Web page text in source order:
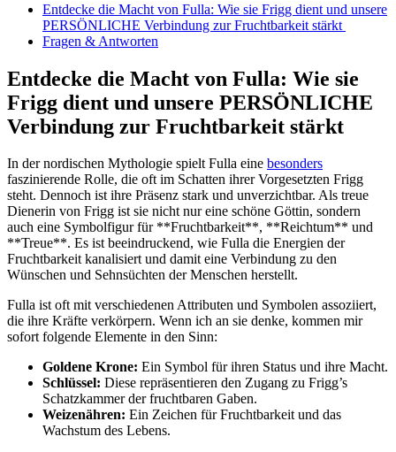
Entdecke​ die Macht von Fulla: Wie sie Frigg⁤ dient ‌und unsere
⁤PERSÖNLICHE Verbindung zur Fruchtbarkeit stärkt ⁢
Fragen &⁣ Antworten
Entdecke​ die ‍Macht von Fulla: Wie sie
Frigg ​dient und unsere⁣ PERSÖNLICHE
Verbindung ​zur Fruchtbarkeit stärkt
In der⁣ nordischen Mythologie spielt‍ Fulla eine‍ besonders
faszinierende Rolle, die oft im ⁣Schatten ihrer Vorgesetzten ‌Frigg⁤
steht. Dennoch ist ihre Präsenz stark und unverzichtbar. ​Als treue
Dienerin ⁤von Frigg ist ​sie nicht nur eine schöne Göttin, sondern
auch eine Symbolfigur für‌ **Fruchtbarkeit**,‌ **Reichtum** und
**Treue**. Es ist beeindruckend, wie Fulla​ die​ Energien der
Fruchtbarkeit kanalisiert ‍und damit⁢ eine Verbindung zu den
⁢Wünschen und Sehnsüchten‍ der Menschen herstellt.
Fulla ist‌ oft mit verschiedenen Attributen und Symbolen assoziiert,
die ‍ihre Kräfte‌ verkörpern. Wenn ich an sie⁢ denke, kommen mir
sofort⁢ folgende ⁤Elemente in den Sinn:
Goldene Krone: Ein Symbol für ihren Status und ihre​ Macht.
Schlüssel: ‍Diese repräsentieren ​den⁢ Zugang zu Frigg’s
Schatzkammer der fruchtbaren Gaben.
Weizenähren: Ein Zeichen für Fruchtbarkeit und das
Wachstum‍ des Lebens.